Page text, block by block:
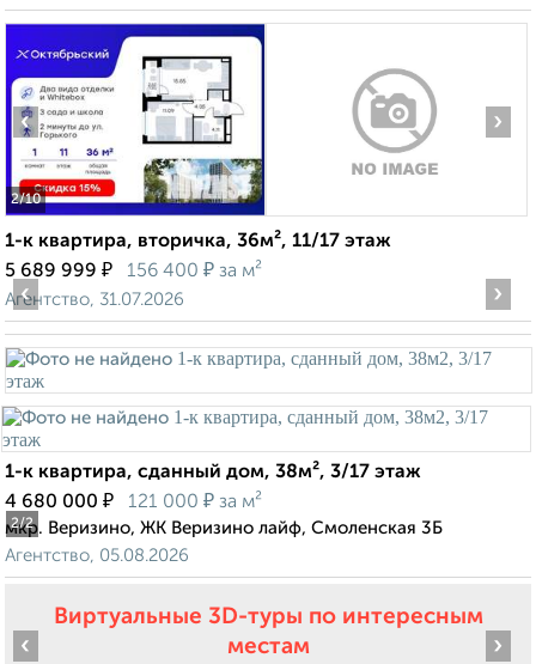
2/10
‹ ›
1-к квартира, вторичка, 36м², 11/17 этаж
5 689 999 ₽ 156 400 ₽ за м²
Агентство, 31.07.2026
2/2
‹ ›
1-к квартира, сданный дом, 38м², 3/17 этаж
4 680 000 ₽ 121 000 ₽ за м²
мкр. Веризино, ЖК Веризино лайф, Смоленская 3Б
Агентство, 05.08.2026
Виртуальные 3D-туры по интересным
местам
‹ ›